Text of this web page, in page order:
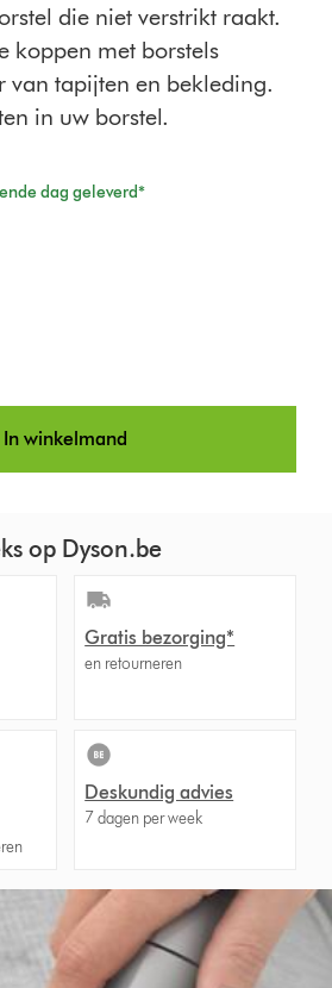
die niet verstrikt raakt.
koppen met borstels
van tapijten en bekleding.
in uw borstel.
dag geleverd*
In winkelmand
op Dyson.be
Gratis bezorging*
en retourneren
Deskundig advies
7 dagen per week